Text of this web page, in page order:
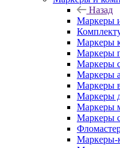
Назад
Маркеры
Маркеры
Маркеры
Маркеры
Маркеры
Маркеры
Маркеры
Маркеры
Маркеры
Маркеры-